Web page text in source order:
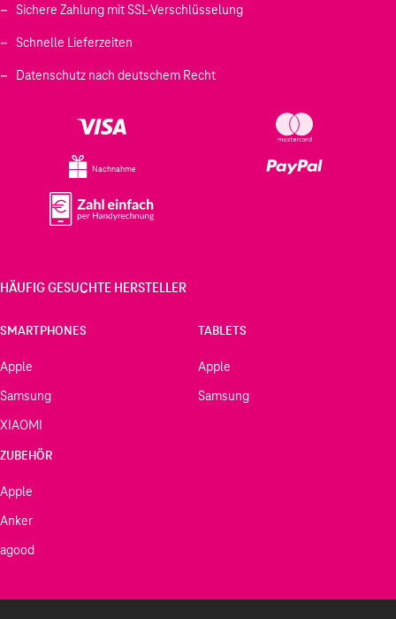
Sichere Zahlung mit SSL-Verschlüsselung
Schnelle Lieferzeiten
Datenschutz nach deutschem Recht
Nachnahme
HÄUFIG GESUCHTE HERSTELLER
SMARTPHONES
Apple
Samsung
XIAOMI
TABLETS
Apple
Samsung
ZUBEHÖR
Apple
Anker
agood